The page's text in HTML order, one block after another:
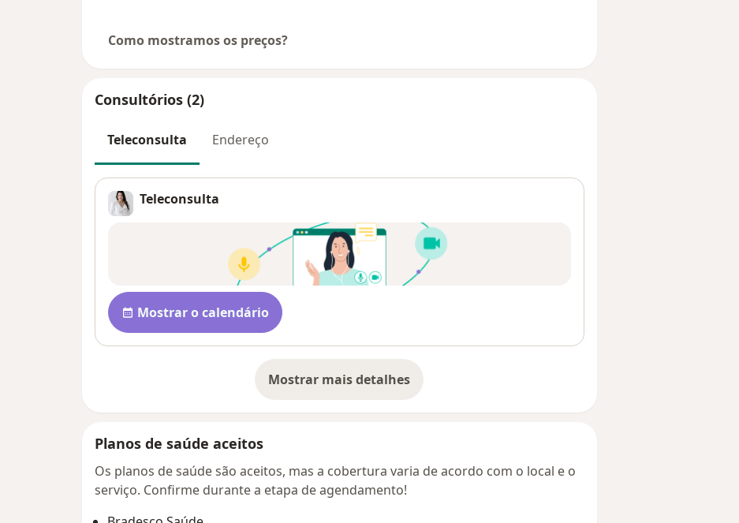
Como mostramos os preços?
Consultórios (2)
Teleconsulta Endereço
Teleconsulta
Disponibilidade
Mostrar o calendário
Mostrar mais detalhes
sobre o endereço
Planos de saúde aceitos
Os planos de saúde são aceitos, mas a cobertura varia de acordo com o local e o
serviço. Confirme durante a etapa de agendamento!